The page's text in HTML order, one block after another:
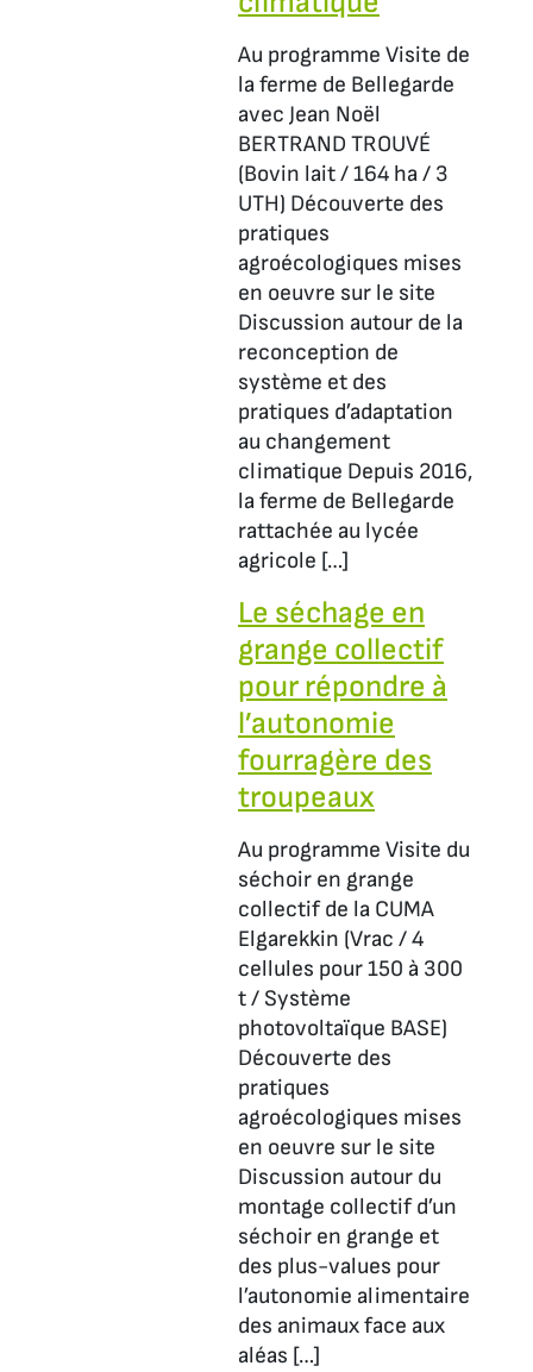
Au programme Visite de
la ferme de Bellegarde
avec Jean Noël
BERTRAND TROUVÉ
(Bovin lait / 164 ha / 3
UTH) Découverte des
pratiques
agroécologiques mises
en oeuvre sur le site
Discussion autour de la
reconception de
système et des
pratiques d’adaptation
au changement
climatique Depuis 2016,
la ferme de Bellegarde
rattachée au lycée
agricole […]
Le séchage en
grange collectif
pour répondre à
l’autonomie
fourragère des
troupeaux
Au programme Visite du
séchoir en grange
collectif de la CUMA
Elgarekkin (Vrac / 4
cellules pour 150 à 300
t / Système
photovoltaïque BASE)
Découverte des
pratiques
agroécologiques mises
en oeuvre sur le site
Discussion autour du
montage collectif d’un
séchoir en grange et
des plus-values pour
l’autonomie alimentaire
des animaux face aux
aléas […]